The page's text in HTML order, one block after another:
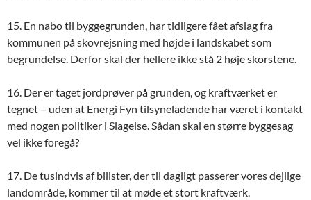
15. En nabo til byggegrunden, har tidligere fået afslag fra
kommunen på skovrejsning med højde i landskabet som
begrundelse. Derfor skal der hellere ikke stå 2 høje skorstene.
16. Der er taget jordprøver på grunden, og kraftværket er
tegnet – uden at Energi Fyn tilsyneladende har været i kontakt
med nogen politiker i Slagelse. Sådan skal en større byggesag
vel ikke foregå?
17. De tusindvis af bilister, der til dagligt passerer vores dejlige
landområde, kommer til at møde et stort kraftværk.